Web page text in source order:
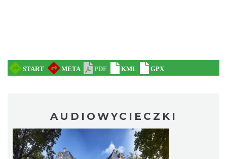
AUDIOWYCIECZKI